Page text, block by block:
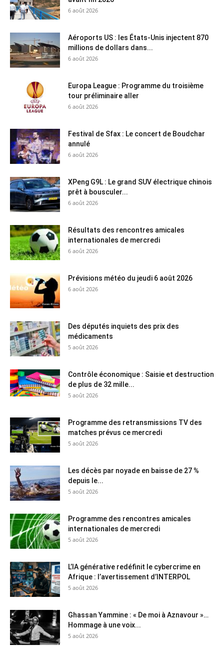
6 août 2026
Aéroports US : les États-Unis injectent 870
millions de dollars dans...
6 août 2026
Europa League : Programme du troisième
tour préliminaire aller
6 août 2026
Festival de Sfax : Le concert de Boudchar
annulé
6 août 2026
XPeng G9L : Le grand SUV électrique chinois
prêt à bousculer...
6 août 2026
Résultats des rencontres amicales
internationales de mercredi
6 août 2026
Prévisions météo du jeudi 6 août 2026
6 août 2026
Des députés inquiets des prix des
médicaments
5 août 2026
Contrôle économique : Saisie et destruction
de plus de 32 mille...
5 août 2026
Programme des retransmissions TV des
matches prévus ce mercredi
5 août 2026
Les décès par noyade en baisse de 27 %
depuis le...
5 août 2026
Programme des rencontres amicales
internationales de mercredi
5 août 2026
L’IA générative redéfinit le cybercrime en
Afrique : l’avertissement d’INTERPOL
5 août 2026
Ghassan Yammine : « De moi à Aznavour »…
Hommage à une voix...
5 août 2026